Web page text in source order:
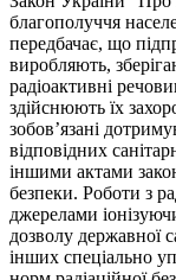
благополуччя
передбачає, що
виробляють,
радіоактивні
здійснюють їх
зобов’язані
відповідних
іншими актами
безпеки. Роботи з
джерелами
дозволу державної
інших спеціально